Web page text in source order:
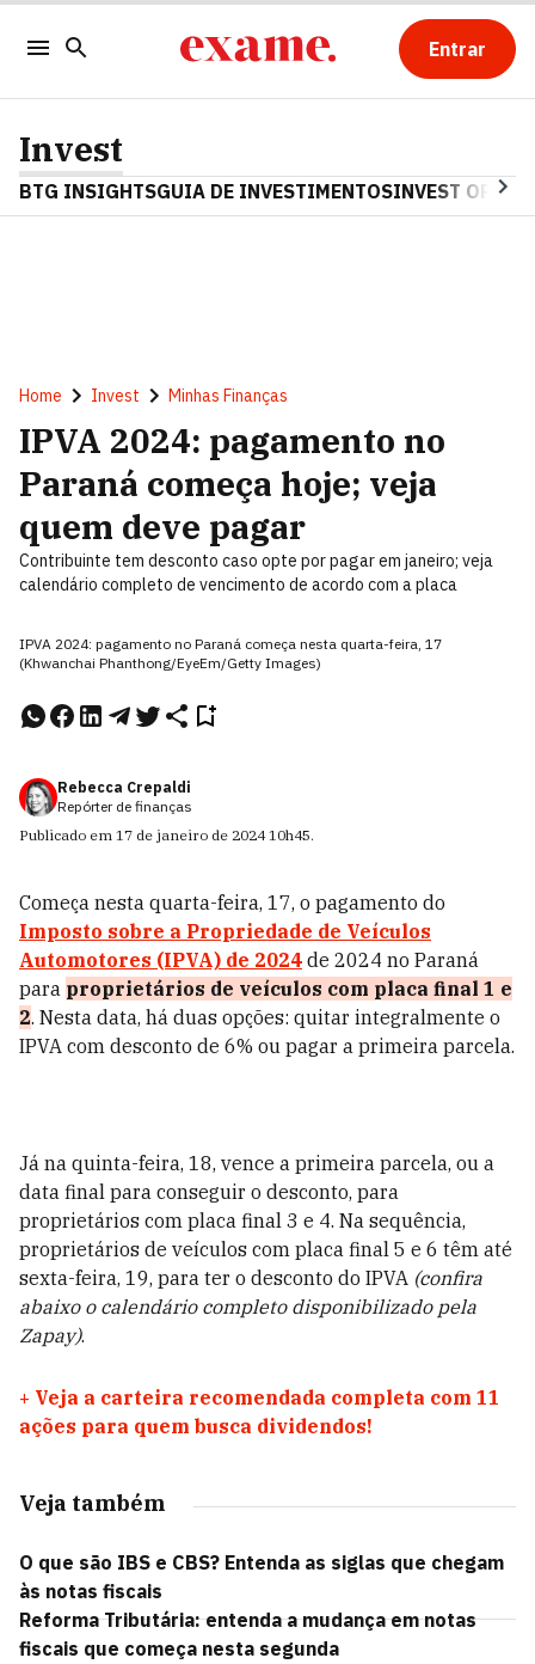
Entrar
Invest
BTG INSIGHTSGUIA DE INVESTIMENTOSINVEST OPINA
Home Invest Minhas Finanças
IPVA 2024: pagamento no
Paraná começa hoje; veja
quem deve pagar
Contribuinte tem desconto caso opte por pagar em janeiro; veja
calendário completo de vencimento de acordo com a placa
IPVA 2024: pagamento no Paraná começa nesta quarta-feira, 17
(Khwanchai Phanthong/EyeEm/Getty Images)
Rebecca Crepaldi
Repórter de finanças
Publicado em 17 de janeiro de 2024 10h45.
Começa nesta quarta-feira, 17, o pagamento do
Imposto sobre a Propriedade de Veículos
Automotores (IPVA) de 2024 de 2024 no Paraná
para proprietários de veículos com placa final 1 e
2. Nesta data, há duas opções: quitar integralmente o
IPVA com desconto de 6% ou pagar a primeira parcela.
Já na quinta-feira, 18, vence a primeira parcela, ou a
data final para conseguir o desconto, para
proprietários com placa final 3 e 4. Na sequência,
proprietários de veículos com placa final 5 e 6 têm até
sexta-feira, 19, para ter o desconto do IPVA (confira
abaixo o calendário completo disponibilizado pela
Zapay).
+ Veja a carteira recomendada completa com 11
ações para quem busca dividendos!
Veja também
O que são IBS e CBS? Entenda as siglas que chegam
às notas fiscais
Reforma Tributária: entenda a mudança em notas
fiscais que começa nesta segunda